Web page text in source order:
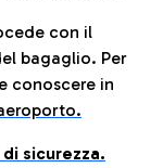
con il
bagaglio. Per
conoscere in
sicurezza.